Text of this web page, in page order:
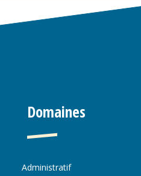
Domaines
Administratif